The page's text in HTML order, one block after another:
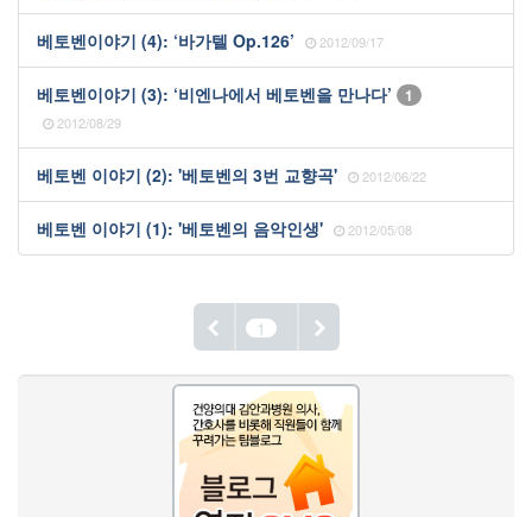
베토벤이야기 (4): ‘바가텔 Op.126’ 2012/09/17
베토벤이야기 (3): ‘비엔나에서 베토벤을 만나다’ 1
2012/08/29
베토벤 이야기 (2): '베토벤의 3번 교향곡' 2012/06/22
베토벤 이야기 (1): '베토벤의 음악인생' 2012/05/08
1